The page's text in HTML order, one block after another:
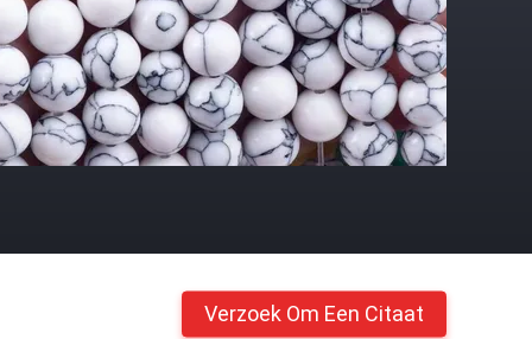
Verzoek Om Een Citaat